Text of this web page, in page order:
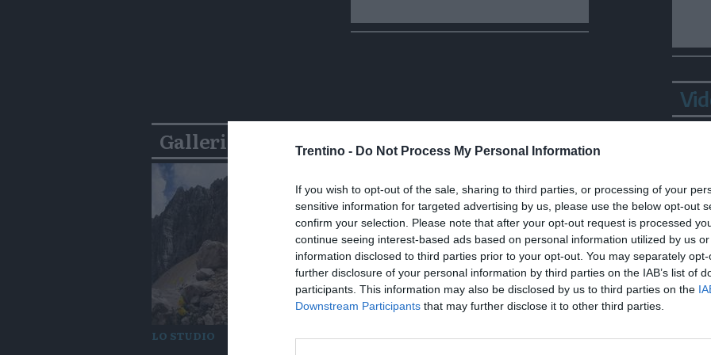
Trentino - Do Not Process My Personal Information
If you wish to opt-out of the sale, sharing to third parties, or processing of your
sensitive information for targeted advertising by us, please use the below opt-out
confirm your selection. Please note that after your opt-out request is processed
continue seeing interest-based ads based on personal information utilized by us
information disclosed to third parties prior to your opt-out. You may separately
further disclosure of your personal information by third parties on the IAB’s list of
participants. This information may also be disclosed by us to third parties on the
Downstream Participants that may further disclose it to other third parties.
Gallerie
LO STUDIO LE FOTO